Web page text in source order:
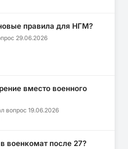
правила для НГМ?
29.06.2026
вместо военного
вопрос 19.06.2026
военкомат после 27?